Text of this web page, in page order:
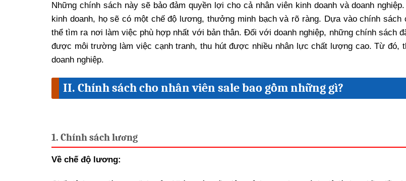
Những chính sách này sẽ bảo đảm quyền lợi cho cả nhân viên kinh doanh và doanh
kinh doanh, họ sẽ có một chế độ lương, thưởng minh bạch và rõ ràng. Dựa vào chính sách
thể tìm ra nơi làm việc phù hợp nhất với bản thân. Đối với doanh nghiệp, những chính sách
được môi trường làm việc cạnh tranh, thu hút được nhiều nhân lực chất lượng cao. Từ đó,
doanh nghiệp.
II. Chính sách cho nhân viên sale bao gồm những gì?
1. Chính sách lương
Về chế độ lương: